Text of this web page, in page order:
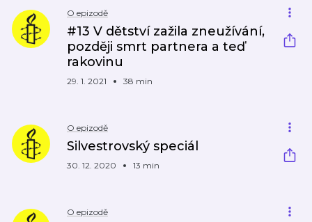
O epizodě
#13 V dětství zažila zneužívání,
později smrt partnera a teď
rakovinu
29. 1. 2021 38 min
O epizodě
Silvestrovský speciál
30. 12. 2020 13 min
O epizodě